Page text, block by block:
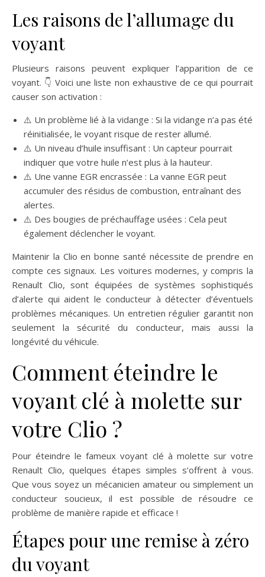
Les raisons de l’allumage du
voyant
Plusieurs raisons peuvent expliquer l’apparition de ce
voyant. 👇 Voici une liste non exhaustive de ce qui pourrait
causer son activation :
⚠️ Un problème lié à la vidange : Si la vidange n’a pas été
réinitialisée, le voyant risque de rester allumé.
⚠️ Un niveau d’huile insuffisant : Un capteur pourrait
indiquer que votre huile n’est plus à la hauteur.
⚠️ Une vanne EGR encrassée : La vanne EGR peut
accumuler des résidus de combustion, entraînant des
alertes.
⚠️ Des bougies de préchauffage usées : Cela peut
également déclencher le voyant.
Maintenir la Clio en bonne santé nécessite de prendre en
compte ces signaux. Les voitures modernes, y compris la
Renault Clio, sont équipées de systèmes sophistiqués
d’alerte qui aident le conducteur à détecter d’éventuels
problèmes mécaniques. Un entretien régulier garantit non
seulement la sécurité du conducteur, mais aussi la
longévité du véhicule.
Comment éteindre le
voyant clé à molette sur
votre Clio ?
Pour éteindre le fameux voyant clé à molette sur votre
Renault Clio, quelques étapes simples s’offrent à vous.
Que vous soyez un mécanicien amateur ou simplement un
conducteur soucieux, il est possible de résoudre ce
problème de manière rapide et efficace !
Étapes pour une remise à zéro
du voyant